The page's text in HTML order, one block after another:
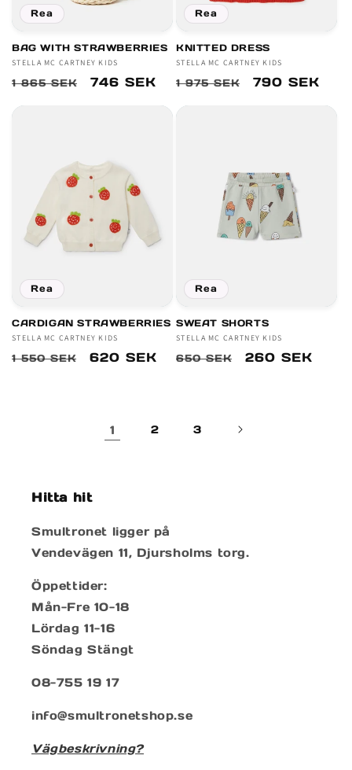
Rea
BAG WITH STRAWBERRIES
Säljare:
STELLA MC CARTNEY KIDS
Ordinarie
1 865 SEK Försäljningspris
746 SEK
Rea
KNITTED DRESS
Säljare:
STELLA MC CARTNEY KIDS
Ordinarie
1 975 SEK 790 SEK
Rea
CARDIGAN STRAWBERRIES
Säljare:
STELLA MC CARTNEY KIDS
Ordinarie
1 550 SEK Försäljningspris
620 SEK
Rea
SWEAT SHORTS
Säljare:
STELLA MC CARTNEY KIDS
Ordinarie
650 SEK 260 SEK
1 2 3
Hitta hit
Smultronet ligger på
Vendevägen 11, Djursholms torg.
Öppettider:
Mån-Fre 10-18
Lördag 11-16
Söndag Stängt
08-755 19 17
info@smultronetshop.se
Vägbeskrivning?